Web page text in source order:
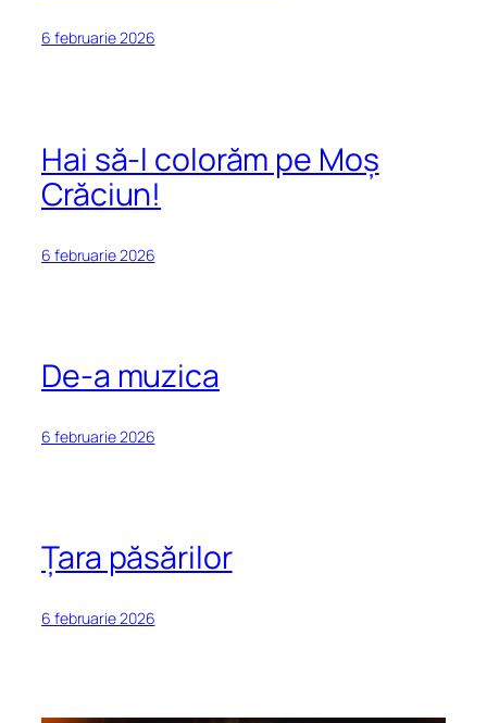
6 februarie 2026
Hai să-l colorăm pe Moș
Crăciun!
6 februarie 2026
De-a muzica
6 februarie 2026
Țara păsărilor
6 februarie 2026